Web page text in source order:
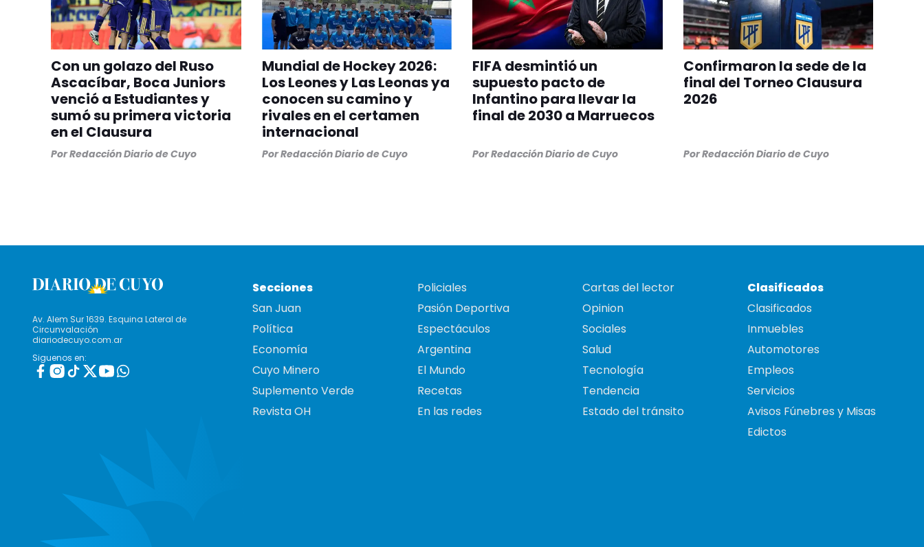
Con un golazo del Ruso
Ascacíbar, Boca Juniors
venció a Estudiantes y
sumó su primera victoria
en el Clausura
PorRedacción Diario de Cuyo
Mundial de Hockey 2026:
Los Leones y Las Leonas ya
conocen su camino y
rivales en el certamen
internacional
PorRedacción Diario de Cuyo
FIFA desmintió un
supuesto pacto de
Infantino para llevar la
final de 2030 a Marruecos
PorRedacción Diario de Cuyo
Confirmaron la sede de la
final del Torneo Clausura
2026
PorRedacción Diario de Cuyo
Av. Alem Sur 1639. Esquina Lateral de
Circunvalación
diariodecuyo.com.ar
Siguenos en:
Secciones
San Juan
Política
Economía
Cuyo Minero
Suplemento Verde
Revista OH
Policiales
Pasión Deportiva
Espectáculos
Argentina
El Mundo
Recetas
En las redes
Cartas del lector
Opinion
Sociales
Salud
Tecnología
Tendencia
Estado del tránsito
Clasificados
Clasificados
Inmuebles
Automotores
Empleos
Servicios
Avisos Fúnebres y Misas
Edictos